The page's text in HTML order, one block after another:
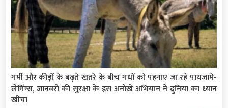
गर्मी और कीड़ों के बढ़ते खतरे के बीच गधों को पहनाए जा रहे पायजामे-
लेगिंग्स, जानवरों की सुरक्षा के इस अनोखे अभियान ने दुनिया का ध्यान
खींचा